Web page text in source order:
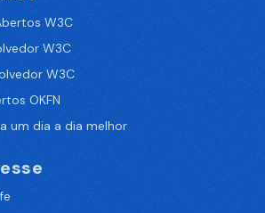
W3C
W3C
W3C
OKFN
um dia a dia melhor